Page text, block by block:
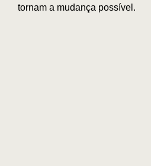
tornam a mudança possível.